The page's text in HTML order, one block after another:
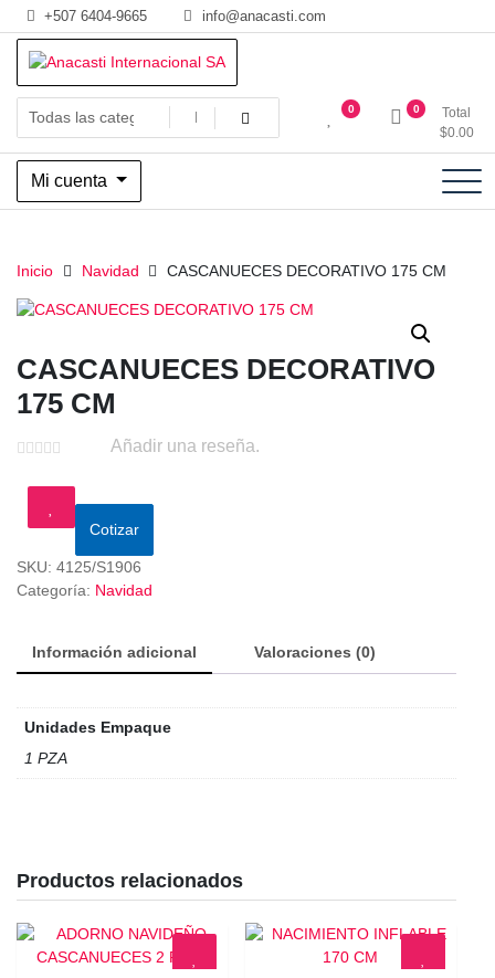
Saltar
al
contenido
+507 6404-9665 info@anacasti.com
Anacasti Internacional SA
Ventas de productos al por mayor de flores y plantas. juguetes,
navidad, religioso y adornos
0 0
Total
$0.00
Mi cuenta
Inicio Navidad CASCANUECES DECORATIVO 175 CM
CASCANUECES DECORATIVO
175 CM
Añadir una reseña.
Cotizar
SKU: 4125/S1906
Categoría: Navidad
Información adicional Valoraciones (0)
Unidades Empaque
1 PZA
Productos relacionados